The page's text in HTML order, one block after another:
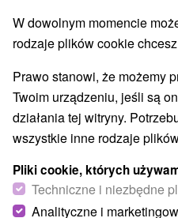
W dowolnym momencie
rodzaje plików cookie
Prawo stanowi, że możemy
Twoim urządzeniu, jeśli są
działania tej witryny.
wszystkie inne rodzaje
Pliki cookie, których
Techniczne i niezbędne
Analityczne i